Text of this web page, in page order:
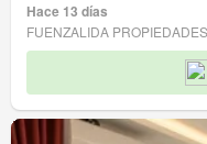
Hace 13 días
FUENZALIDA